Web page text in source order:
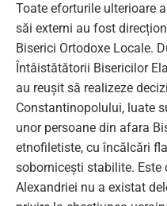
Toate eforturile ulterioare
săi externi au fost
Biserici Ortodoxe Locale.
Întâistătătorii Bisericilor
au reușit să realizeze
Constantinopolului, luate
unor persoane din afara
etnofiletiste, cu încălcări
sobornicești stabilite. Este
Alexandriei nu a existat